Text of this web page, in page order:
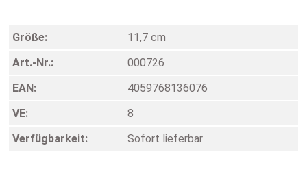
Größe:
11,7 cm
Art.-Nr.:
000726
EAN:
4059768136076
VE:
8
Verfügbarkeit:
Sofort lieferbar